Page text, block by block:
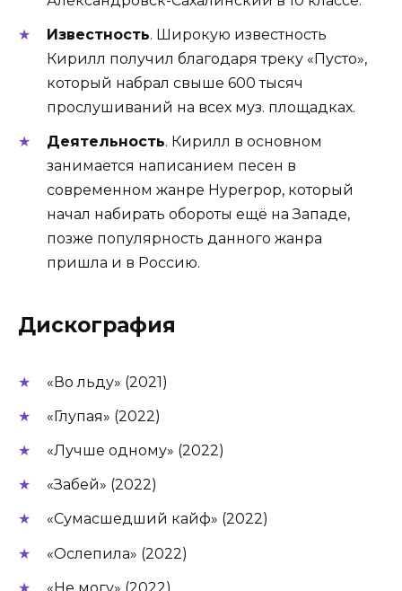
Известность. Широкую известность
Кирилл получил благодаря треку «Пусто»,
который набрал свыше 600 тысяч
прослушиваний на всех муз. площадках.
Деятельность. Кирилл в основном
занимается написанием песен в
современном жанре Hyperpop, который
начал набирать обороты ещё на Западе,
позже популярность данного жанра
пришла и в Россию.
Дискография
«Во льду» (2021)
«Глупая» (2022)
«Лучше одному» (2022)
«Забей» (2022)
«Сумасшедший кайф» (2022)
«Ослепила» (2022)